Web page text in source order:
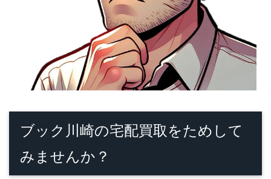
ブック川崎の宅配買取をためして
みませんか？